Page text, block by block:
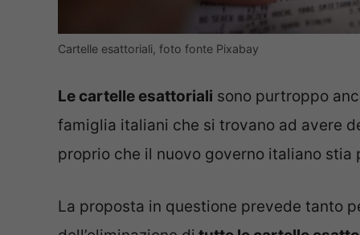
Cartelle esattoriali, foto fonte Pixabay
Le cartelle esattoriali sono purtroppo
famiglia italiani che si trovano ad avere
proprio che il nuovo governo italiano stia
La proposta in questione prevede tanto